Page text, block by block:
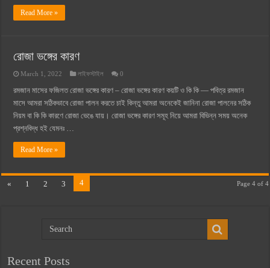
Read More »
রোজা ভঙ্গের কারণ
March 1, 2022 লাইফস্টাইল 0
রমজান মাসের ফজিলত রোজা ভঙ্গের কারণ – রোজা ভঙ্গের কারণ কয়টি ও কি কি — পবিত্র রমজান
মাসে আমরা সঠিকভাবে রোজা পালন করতে চাই কিন্তু আমরা অনেকেই জানিনা রোজা পালনের সঠিক
নিয়ম বা কি কি কারণে রোজা ভেঙে যায়। রোজা ভঙ্গের কারণ সমূহ নিয়ে আমরা বিভিন্ন সময় অনেক
প্রশ্নবিদ্ধ হই যেমনঃ …
Read More »
Page 4 of 4
« 1 2 3 4
Recent Posts